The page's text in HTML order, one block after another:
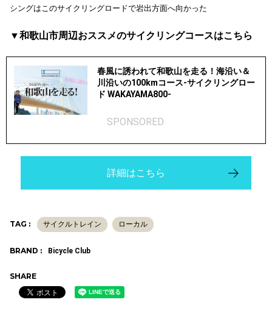
シングはこのサイクリングロードで岩出方面へ向かった
▼和歌山市周辺おススメのサイクリングコースはこちら
春風に誘われて和歌山を走る！海沿い＆
川沿いの100kmコース-サイクリングロー
ド WAKAYAMA800-
SPONSORED
詳細はこちら
TAG : サイクルトレイン ローカル
BRAND : Bicycle Club
SHARE